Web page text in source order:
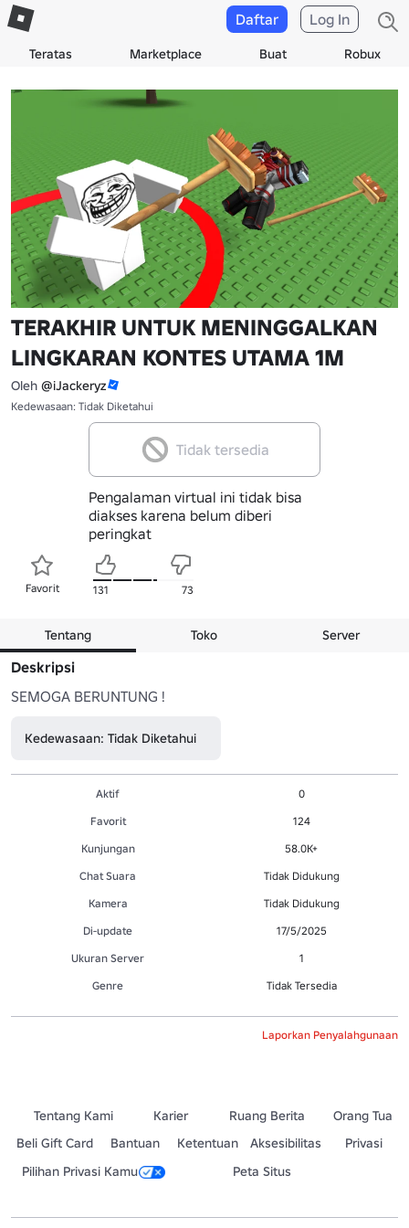
Teratas Marketplace Buat Robux
Daftar Log In
TERAKHIR UNTUK MENINGGALKAN
LINGKARAN KONTES UTAMA 1M
Oleh @iJackeryz
Kedewasaan: Tidak Diketahui
Tidak tersedia
Pengalaman virtual ini tidak bisa
diakses karena belum diberi
peringkat
Favorit 131 73
Tentang Toko Server
Deskripsi
SEMOGA BERUNTUNG !
Kedewasaan: Tidak Diketahui
Aktif
0
Favorit
124
Kunjungan
58.0K+
Chat Suara
Tidak Didukung
Kamera
Tidak Didukung
Di-update
17/5/2025
Ukuran Server
1
Genre
Tidak Tersedia
Laporkan Penyalahgunaan
Tentang Kami Karier Ruang Berita
Orang Tua
Beli Gift Card
Bantuan Ketentuan Aksesibilitas
Privasi
Pilihan Privasi Kamu
Peta Situs